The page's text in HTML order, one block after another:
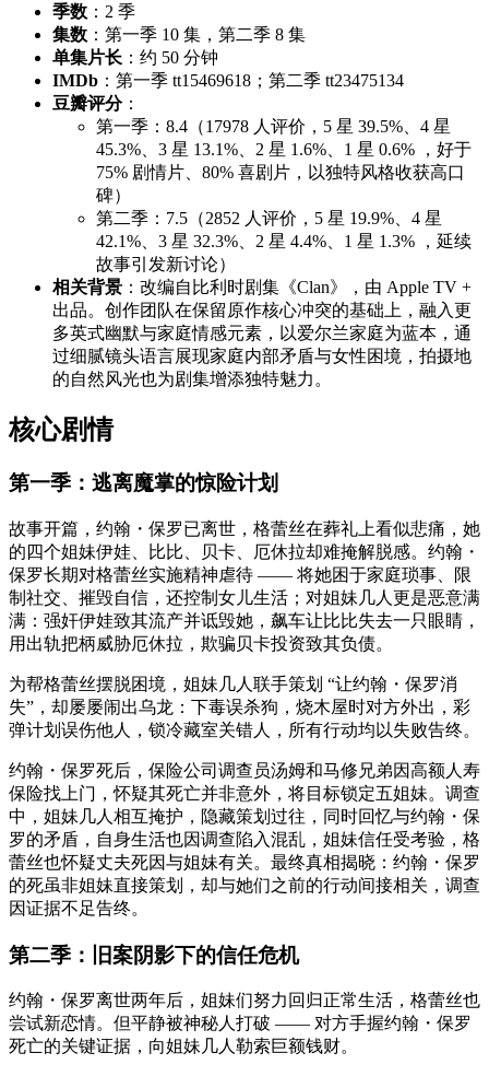
季数 ：2 季
集数 ：第一季 10 集，第二季 8 集
单集片长 ：约 50 分钟
IMDb ：第一季 tt15469618；第二季 tt23475134
豆瓣评分：
第一季：8.4（17978 人评价，5 星 39.5%、4 星
45.3%、3 星 13.1%、2 星 1.6%、1 星 0.6% ，好于
75% 剧情片、80% 喜剧片，以独特风格收获高口
碑）
第二季：7.5（2852 人评价，5 星 19.9%、4 星
42.1%、3 星 32.3%、2 星 4.4%、1 星 1.3% ，延续
故事引发新讨论）
相关背景 ：改编自比利时剧集《Clan》，由 Apple TV +
出品。创作团队在保留原作核心冲突的基础上，融入更
多英式幽默与家庭情感元素，以爱尔兰家庭为蓝本，通
过细腻镜头语言展现家庭内部矛盾与女性困境，拍摄地
的自然风光也为剧集增添独特魅力。
核心剧情
第一季：逃离魔掌的惊险计划
故事开篇，约翰・保罗已离世，格蕾丝在葬礼上看似悲痛，她
的四个姐妹伊娃、比比、贝卡、厄休拉却难掩解脱感。约翰・
保罗长期对格蕾丝实施精神虐待 —— 将她困于家庭琐事、限
制社交、摧毁自信，还控制女儿生活；对姐妹几人更是恶意满
满：强奸伊娃致其流产并诋毁她，飙车让比比失去一只眼睛，
用出轨把柄威胁厄休拉，欺骗贝卡投资致其负债。
为帮格蕾丝摆脱困境，姐妹几人联手策划 “让约翰・保罗消
失”，却屡屡闹出乌龙：下毒误杀狗，烧木屋时对方外出，彩
弹计划误伤他人，锁冷藏室关错人，所有行动均以失败告终。
约翰・保罗死后，保险公司调查员汤姆和马修兄弟因高额人寿
保险找上门，怀疑其死亡并非意外，将目标锁定五姐妹。调查
中，姐妹几人相互掩护，隐藏策划过往，同时回忆与约翰・保
罗的矛盾，自身生活也因调查陷入混乱，姐妹信任受考验，格
蕾丝也怀疑丈夫死因与姐妹有关。最终真相揭晓：约翰・保罗
的死虽非姐妹直接策划，却与她们之前的行动间接相关，调查
因证据不足告终。
第二季：旧案阴影下的信任危机
约翰・保罗离世两年后，姐妹们努力回归正常生活，格蕾丝也
尝试新恋情。但平静被神秘人打破 —— 对方手握约翰・保罗
死亡的关键证据，向姐妹几人勒索巨额钱财。